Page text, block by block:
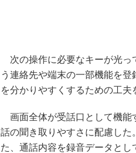
次の操作に必要なキーが光っ
う連絡先や端末の一部機能を
を分かりやすくするための工夫
画面全体が受話口として機能
話の聞き取りやすさに配慮し
た、通話内容を録音データと